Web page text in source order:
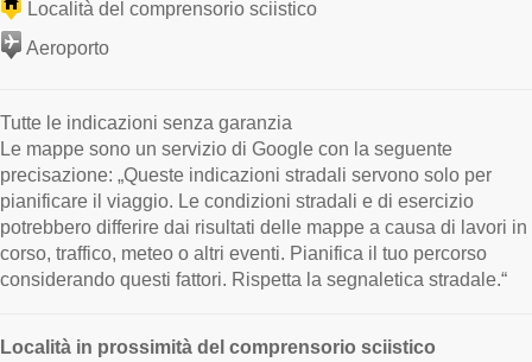
Località del comprensorio sciistico
Aeroporto
Tutte le indicazioni senza garanzia
Le mappe sono un servizio di Google con la seguente
precisazione: „Queste indicazioni stradali servono solo per
pianificare il viaggio. Le condizioni stradali e di esercizio
potrebbero differire dai risultati delle mappe a causa di lavori in
corso, traffico, meteo o altri eventi. Pianifica il tuo percorso
considerando questi fattori. Rispetta la segnaletica stradale.“
Località in prossimità del comprensorio sciistico